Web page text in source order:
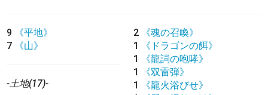
9
《平地》
7
《山》
-土地(17)-
2
《魂の召喚》
1
《ドラゴンの餌》
1
《龍詞の咆哮》
1
《双雷弾》
1
《龍火浴びせ》